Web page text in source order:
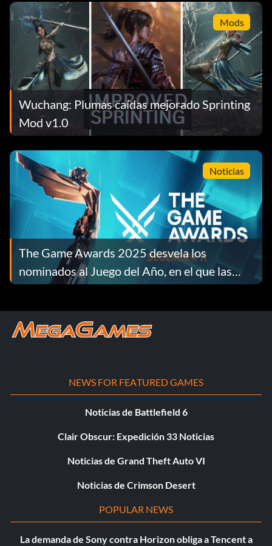
Mods
Wuchang: Plumas caídas mejorado Sprinting
Mod v1.0
Noticias
The Game Awards 2025 desvela los
nominados al Juego del Año, en el que las
empresas independientes ocupan los
primeros puestos
NEWS FOR FEATURED GAMES
Noticias de Battlefield 6
Clair Obscur: Expedición 33 Noticias
Noticias de Grand Theft Auto VI
Noticias de Crimson Desert
POPULAR NEWS
La demanda de Sony contra Horizon obliga a Tencent a